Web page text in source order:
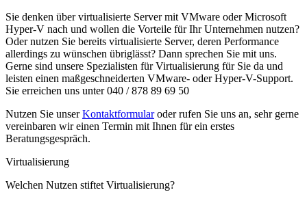
Sie denken über virtualisierte Server mit VMware oder Microsoft
Hyper-V nach und wollen die Vorteile für Ihr Unternehmen nutzen?
Oder nutzen Sie bereits virtualisierte Server, deren Performance
allerdings zu wünschen übriglässt? Dann sprechen Sie mit uns.
Gerne sind unsere Spezialisten für Virtualisierung für Sie da und
leisten einen maßgeschneiderten VMware- oder Hyper-V-Support.
Sie erreichen uns unter 040 / 878 89 69 50
Nutzen Sie unserKontaktformularoder rufen Sie uns an, sehr gerne
vereinbaren wir einen Termin mit Ihnen für ein erstes
Beratungsgespräch.
Virtualisierung
Welchen Nutzen stiftet Virtualisierung?